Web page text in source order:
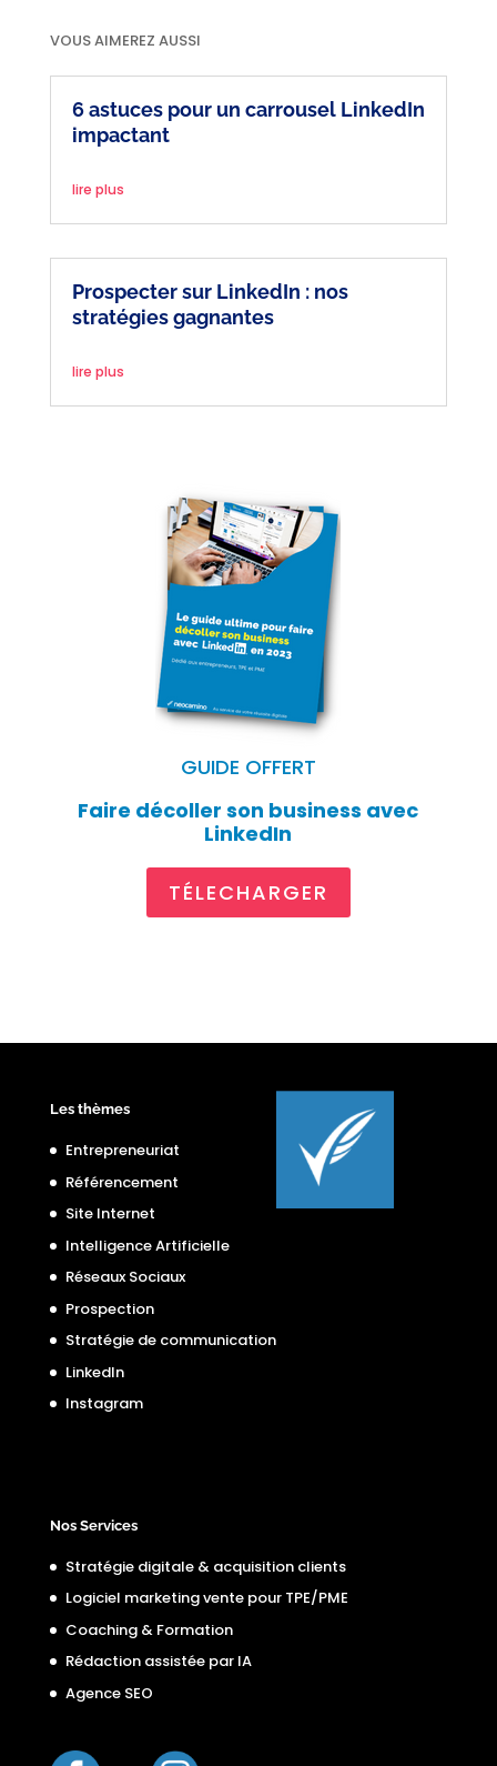
VOUS AIMEREZ AUSSI
6 astuces pour un carrousel LinkedIn
impactant
lire plus
Prospecter sur LinkedIn : nos
stratégies gagnantes
lire plus
GUIDE OFFERT
Faire décoller son business avec
LinkedIn
TÉLECHARGER
Les thèmes
Entrepreneuriat
Référencement
Site Internet
Intelligence Artificielle
Réseaux Sociaux
Prospection
Stratégie de communication
LinkedIn
Instagram
Nos Services
Stratégie digitale & acquisition clients
Logiciel marketing vente pour TPE/PME
Coaching & Formation
Rédaction assistée par IA
Agence SEO